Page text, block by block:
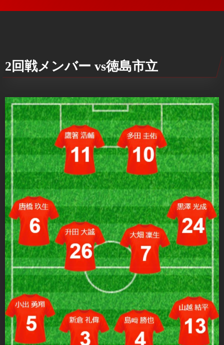
2回戦メンバー vs徳島市立